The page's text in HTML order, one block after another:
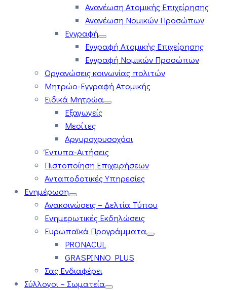
Ανανέωση Ατομικής Επιχείρησης
Ανανέωση Νομικών Προσώπων
Εγγραφή
Εγγραφή Ατομικής Επιχείρησης
Εγγραφή Νομικών Προσώπων
Οργανώσεις κοινωνίας πολιτών
Μητρώο-Εγγραφή Ατομικής
Ειδικά Μητρώα
Εξαγωγείς
Μεσίτες
Αργυροχρυσοχόοι
Έντυπα-Αιτήσεις
Πιστοποίηση Επιχειρήσεων
Ανταποδοτικές Υπηρεσίες
Ενημέρωση
Ανακοινώσεις – Δελτία Τύπου
Ενημερωτικές Εκδηλώσεις
Ευρωπαϊκά Προγράμματα
PRONACUL
GRASPINNO PLUS
Σας Ενδιαφέρει
Σύλλογοι – Σωματεία